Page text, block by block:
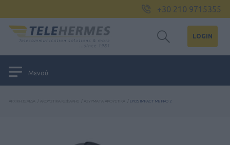
+30 210 9715355
LOGIN
Μενού
ΑΡΧΙΚΉ ΣΕΛΊΔΑ ΑΚΟΥΣΤΙΚΆ ΚΕΦΑΛΉΣ ΑΣΎΡΜΑΤΑ ΑΚΟΥΣΤΙΚΆ EPOS IMPACT MB PRO 2